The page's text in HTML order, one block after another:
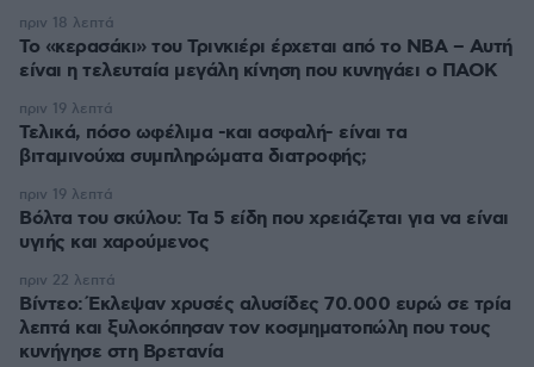
Το «κερασάκι» του Τρινκιέρι έρχεται από το NBA – Αυτή
είναι η τελευταία μεγάλη κίνηση που κυνηγάει ο ΠΑΟΚ
πριν 18 λεπτά
Τελικά, πόσο ωφέλιμα -και ασφαλή- είναι τα
βιταμινούχα συμπληρώματα διατροφής;
πριν 19 λεπτά
Βόλτα του σκύλου: Τα 5 είδη που χρειάζεται για να είναι
υγιής και χαρούμενος
πριν 19 λεπτά
Βίντεο: Έκλεψαν χρυσές αλυσίδες 70.000 ευρώ σε τρία
λεπτά και ξυλοκόπησαν τον κοσμηματοπώλη που τους
κυνήγησε στη Βρετανία
πριν 22 λεπτά